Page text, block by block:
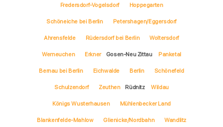
Fredersdorf-Vogelsdorf Hoppegarten
Schöneiche bei Berlin Petershagen/Eggersdorf
Ahrensfelde Rüdersdorf bei Berlin Woltersdorf
Werneuchen Erkner Gosen-Neu Zittau Panketal
Bernau bei Berlin Eichwalde Berlin Schönefeld
Schulzendorf Zeuthen Rüdnitz Wildau
Königs Wusterhausen Mühlenbecker Land
Blankenfelde-Mahlow Glienicke/Nordbahn Wandlitz